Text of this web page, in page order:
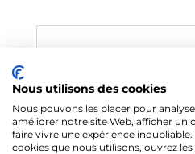
validité d'un titre
La durée maximale
Nous utilisons des cookies
Nous pouvons les placer pour
améliorer notre site Web, afficher un
faire vivre une expérience
cookies que nous utilisons, ouvrez